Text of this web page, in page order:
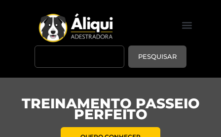
PESQUISAR
TREINAMENTO PASSEIO
PERFEITO